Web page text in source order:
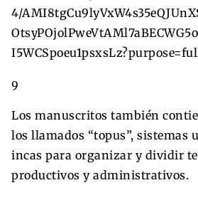
9
Los manuscritos también
los llamados “topus”, sistemas
incas para organizar y dividir
productivos y administrativos.